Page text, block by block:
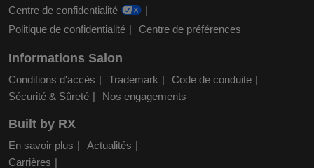
Centre de confidentialité
Politique de confidentialité
Centre de préférences
Informations Salon
Conditions d'accès Trademark
Code de conduite
Sécurité & Sûreté
Nos engagements
Built by RX
En savoir plus
Actualités
Carrières